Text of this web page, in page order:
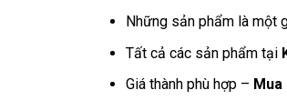
Những sản phẩm là một
Tất cả các sản phẩm tại
Giá thành phù hợp –